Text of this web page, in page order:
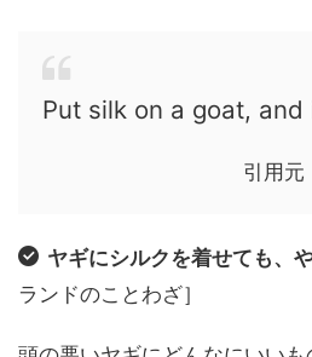
Put silk on a goat,
引用元
ヤギにシルクを着せても、
ランドのことわざ］